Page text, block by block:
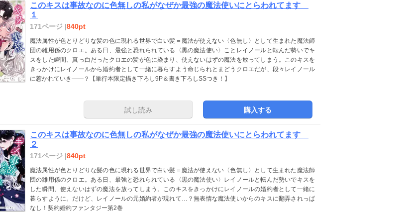
このキスは事故なのに色無しの私がなぜか最強の魔法使いにとらわれてます
１
171ページ |840pt
魔法属性が色とりどりな髪の色に現れる世界で白い髪＝魔法が使えない〈色無し〉として生まれた魔法師
団の雑用係のクロエ。ある日、最強と恐れられている〈黒の魔法使い〉ことレイノールと転んだ勢いでキ
スをした瞬間、真っ白だったクロエの髪が色に染まり、使えないはずの魔法を放ってしまう。このキスを
きっかけにレイノールから婚約者として一緒に暮らすよう命じられとまどうクロエだが、段々レイノール
に惹かれていき――？【単行本限定描き下ろし9P＆書き下ろしSSつき！】
試し読み 購入する
このキスは事故なのに色無しの私がなぜか最強の魔法使いにとらわれてます
２
171ページ |840pt
魔法属性が色とりどりな髪の色に現れる世界で白い髪＝魔法が使えない〈色無し〉として生まれた魔法師
団の雑用係のクロエ。ある日、最強と恐れられている〈黒の魔法使い〉レイノールと転んだ勢いでキスを
した瞬間、使えないはずの魔法を放ってしまう。このキスをきっかけにレイノールの婚約者として一緒に
暮らすように。だけど、レイノールの元婚約者が現れて…？無表情な魔法使いからのキスに翻弄されっぱ
なし！契約婚約ファンタジー第2巻